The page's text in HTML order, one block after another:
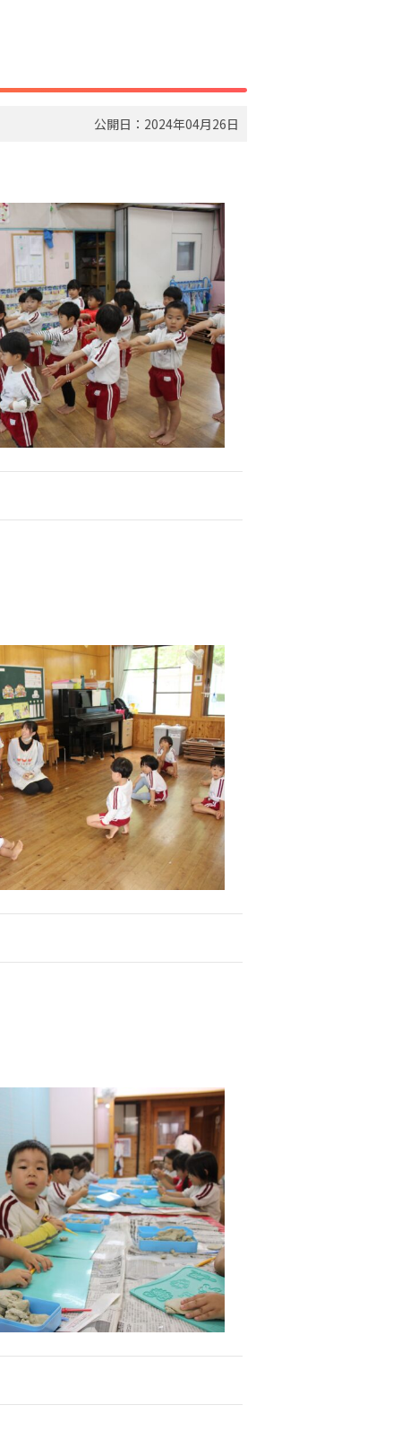
公開日：2024年04月26日